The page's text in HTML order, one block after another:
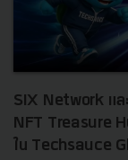
SIX Network แล
NFT Treasure
ใน Techsauce